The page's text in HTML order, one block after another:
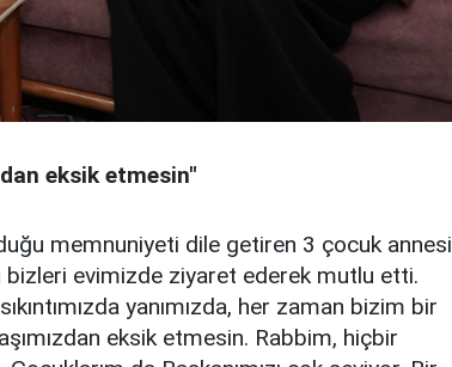
eksik etmesin"
memnuniyeti dile getiren 3 çocuk annesi
bizleri evimizde ziyaret ederek mutlu etti.
yanımızda, her zaman bizim bir
eksik etmesin. Rabbim, hiçbir